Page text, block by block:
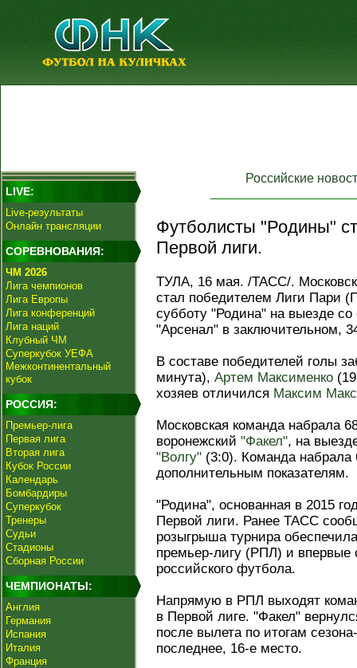
LIVE:
Live-результаты
Онлайн трансляции
СОРЕВНОВАНИЯ:
ЧМ 2026
Лига чемпионов
Лига Европы
Лига конференций
Лига наций
Клубный ЧМ
Суперкубок УЕФА
Межконтинентальный
кубок
РОССИЯ:
Премьер-лига
Первая лига
Вторая лига
Кубок России
Календарь
Бомбардиры
Суперкубок
Тренеры
Судьи
Стадионы
Сборная России
ЧЕМПИОНАТЫ:
Англия
Германия
Испания
Италия
Франция
Российские
Футболисты "Родины"
Первой лиги.
ТУЛА, 16 мая. /ТАСС/.
стал победителем Лиги Пари
субботу "Родина" на выезде
"Арсенал" в заключительном,
В составе победителей голы
минута), Артем Максименко
хозяев отличился Максим
Московская команда набрала
воронежский "Факел", на
"Волгу" (3:0). Команда набрала
дополнительным показателям.
"Родина", основанная в 2015
Первой лиги. Ранее ТАСС
розыгрыша турнира
премьер-лигу (РПЛ) и
российского футбола.
Напрямую в РПЛ выходят
в Первой лиге. "Факел"
после вылета по итогам
последнее, 16-е место.